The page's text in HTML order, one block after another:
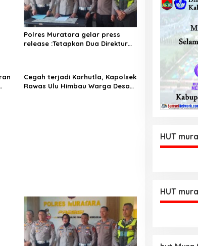
Polres Muratara gelar press
release :Tetapkan Dua Direktur
Cegah terjadi Karhutla, Kapolsek
Rawas Ulu Himbau Warga Desa
HUT
HUT